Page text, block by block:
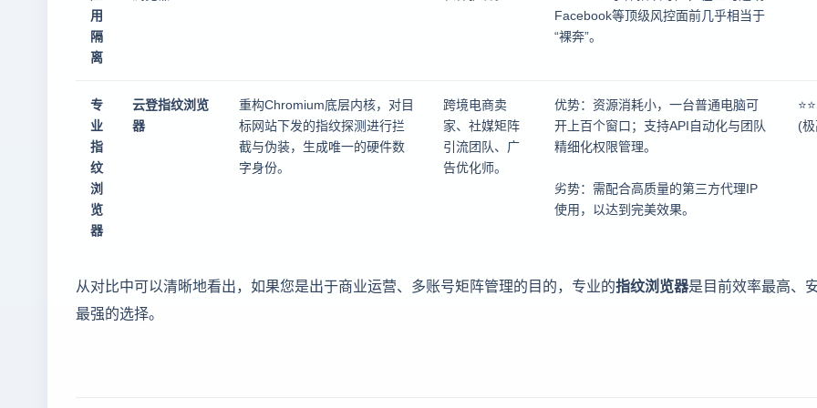
用
隔
离
Facebook等顶级风控面前几乎相当于
“裸奔”。
专
业
指
纹
浏
览
器
云登指纹浏览
器
重构Chromium底层内核，对目
标网站下发的指纹探测进行拦
截与伪装，生成唯一的硬件数
字身份。
跨境电商卖
家、社媒矩阵
引流团队、广
告优化师。
优势：资源消耗小，一台普通电脑可
开上百个窗口；支持API自动化与团队
精细化权限管理。
劣势：需配合高质量的第三方代理IP
使用，以达到完美效果。
(
从对比中可以清晰地看出，如果您是出于商业运营、多账号矩阵管理的目的，专业的指纹浏览器是目前效率最高、
最强的选择。